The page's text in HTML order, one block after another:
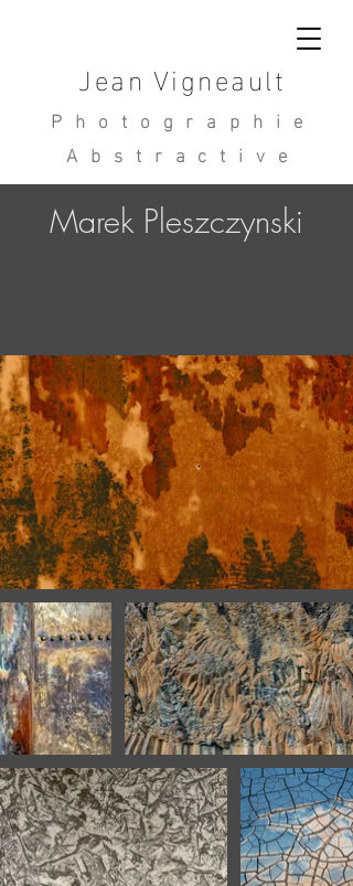
Jean Vigneault
Photographie
Abstractive
Marek Pleszczynski